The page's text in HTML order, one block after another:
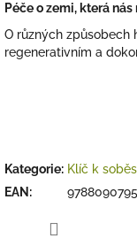
Péče o zemi, která
O různých způsobech
regenerativním a
Kategorie: Klíč k
EAN :